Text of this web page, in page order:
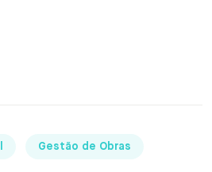
Gestão de Obras